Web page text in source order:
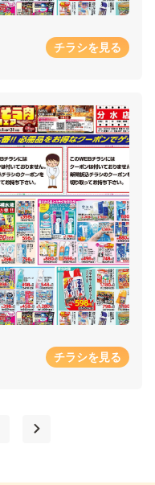
チラシを見る
チラシを見る